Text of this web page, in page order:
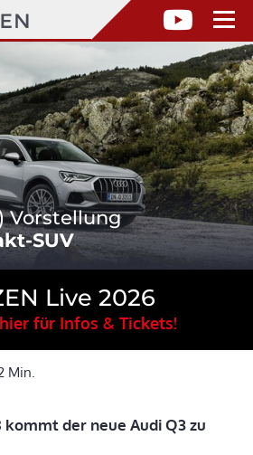
Vorstellung
SUV
Live 2026
für Infos & Tickets!
Min.
kommt der neue Audi Q3 zu